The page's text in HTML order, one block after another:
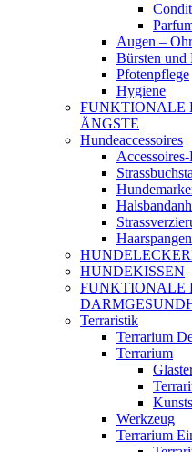
Augen –
Bürsten und
Pfotenpflege
Hygiene
FUNKTIONALE
ÄNGSTE
Hundeaccessoires
Haarspangen
HUNDEKISSEN
FUNKTIONALE
Terraristik
Terrarium
Terrarium
Werkzeug
Terrarium